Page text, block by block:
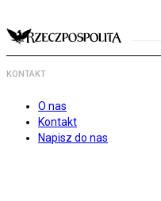
KONTAKT
O nas
Kontakt
Napisz do nas